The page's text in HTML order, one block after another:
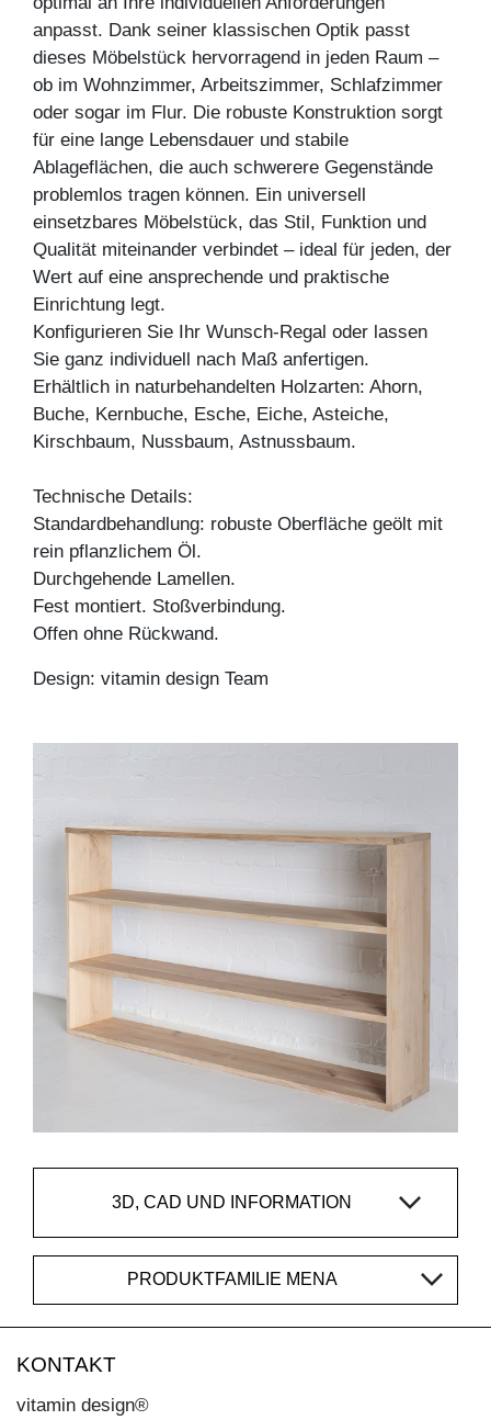
anpasst. Dank seiner klassischen Optik passt
dieses Möbelstück hervorragend in jeden Raum –
ob im Wohnzimmer, Arbeitszimmer, Schlafzimmer
oder sogar im Flur. Die robuste Konstruktion sorgt
für eine lange Lebensdauer und stabile
Ablageflächen, die auch schwerere Gegenstände
problemlos tragen können. Ein universell
einsetzbares Möbelstück, das Stil, Funktion und
Qualität miteinander verbindet – ideal für jeden, der
Wert auf eine ansprechende und praktische
Einrichtung legt.
Konfigurieren Sie Ihr Wunsch-Regal oder lassen
Sie ganz individuell nach Maß anfertigen.
Erhältlich in naturbehandelten Holzarten: Ahorn,
Buche, Kernbuche, Esche, Eiche, Asteiche,
Kirschbaum, Nussbaum, Astnussbaum.
Technische Details:
Standardbehandlung: robuste Oberfläche geölt mit
rein pflanzlichem Öl.
Durchgehende Lamellen.
Fest montiert. Stoßverbindung.
Offen ohne Rückwand.
Design: vitamin design Team
3D, CAD UND INFORMATION
PRODUKTFAMILIE MENA
KONTAKT
vitamin design®